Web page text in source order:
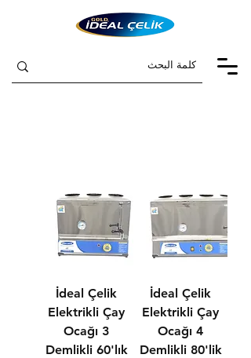
İdeal Çelik
Elektrikli Çay
Ocağı 4
Demlikli 80'lik
İdeal Çelik
Elektrikli Çay
Ocağı 3
Demlikli 60'lık